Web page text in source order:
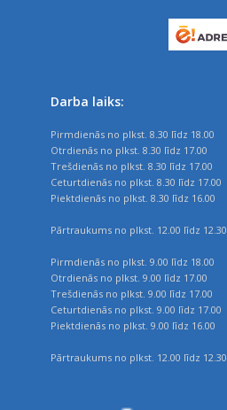
Darba laiks:
Pirmdienās no plkst. 8.30 līdz 18.00
Otrdienās no plkst. 8.30 līdz 17.00
Trešdienās no plkst. 8.30 līdz 17.00
Ceturtdienās no plkst. 8.30 līdz 17.00
Piektdienās no plkst. 8.30 līdz 16.00
Pārtraukums no plkst. 12.00 līdz 12.30
Pirmdienās no plkst. 9.00 līdz 18.00
Otrdienās no plkst. 9.00 līdz 17.00
Trešdienās no plkst. 9.00 līdz 17.00
Ceturtdienās no plkst. 9.00 līdz 17.00
Piektdienās no plkst. 9.00 līdz 16.00
Pārtraukums no plkst. 12.00 līdz 12.30